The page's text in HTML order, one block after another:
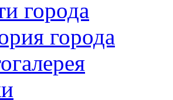
города
города